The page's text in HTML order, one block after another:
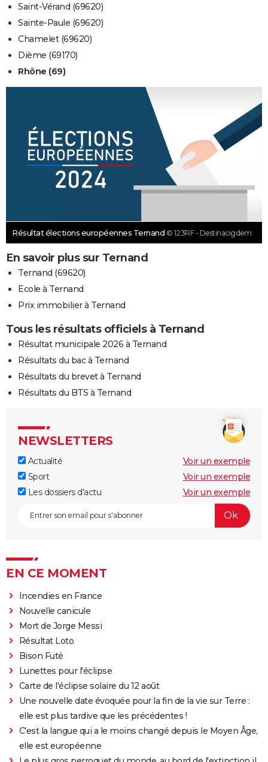
Saint-Vérand (69620)
Sainte-Paule (69620)
Chamelet (69620)
Dième (69170)
Rhône (69)
Résultat élections européennes Ternand © 123RF - Destinacigdem
En savoir plus sur Ternand
Ternand (69620)
Ecole à Ternand
Prix immobilier à Ternand
Tous les résultats officiels à Ternand
Résultat municipale 2026 à Ternand
Résultats du bac à Ternand
Résultats du brevet à Ternand
Résultats du BTS à Ternand
NEWSLETTERS
Actualité
Voir un exemple
Sport
Voir un exemple
Les dossiers d'actu
Voir un exemple
EN CE MOMENT
Incendies en France
Nouvelle canicule
Mort de Jorge Messi
Résultat Loto
Bison Futé
Lunettes pour l'éclipse
Carte de l'éclipse solaire du 12 août
Une nouvelle date évoquée pour la fin de la vie sur Terre :
elle est plus tardive que les précédentes !
C'est la langue qui a le moins changé depuis le Moyen Âge,
elle est européenne